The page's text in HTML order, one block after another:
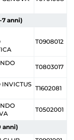
anni)
T0908012
T0803017
T1602081
T0502001
anni)